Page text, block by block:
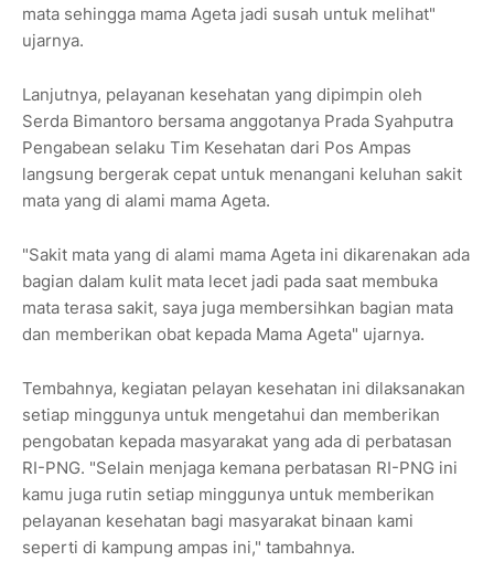
mata sehingga mama Ageta jadi susah untuk melihat"
ujarnya.
Lanjutnya, pelayanan kesehatan yang dipimpin oleh
Serda Bimantoro bersama anggotanya Prada Syahputra
Pengabean selaku Tim Kesehatan dari Pos Ampas
langsung bergerak cepat untuk menangani keluhan sakit
mata yang di alami mama Ageta.
"Sakit mata yang di alami mama Ageta ini dikarenakan ada
bagian dalam kulit mata lecet jadi pada saat membuka
mata terasa sakit, saya juga membersihkan bagian mata
dan memberikan obat kepada Mama Ageta" ujarnya.
Tembahnya, kegiatan pelayan kesehatan ini dilaksanakan
setiap minggunya untuk mengetahui dan memberikan
pengobatan kepada masyarakat yang ada di perbatasan
RI-PNG. "Selain menjaga kemana perbatasan RI-PNG ini
kamu juga rutin setiap minggunya untuk memberikan
pelayanan kesehatan bagi masyarakat binaan kami
seperti di kampung ampas ini," tambahnya.